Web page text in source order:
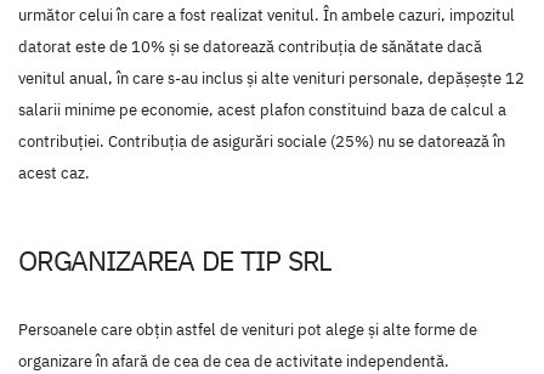
următor celui în care a fost realizat venitul. În ambele cazuri, impozitul
datorat este de 10% și se datorează contribuția de sănătate dacă
venitul anual, în care s-au inclus și alte venituri personale, depășește 12
salarii minime pe economie, acest plafon constituind baza de calcul a
contribuției. Contribuția de asigurări sociale (25%) nu se datorează în
acest caz.
ORGANIZAREA DE TIP SRL
Persoanele care obțin astfel de venituri pot alege și alte forme de
organizare în afară de cea de cea de activitate independentă.